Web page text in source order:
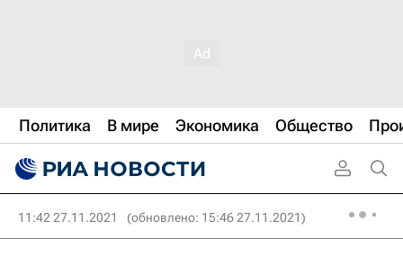
Политика В мире Экономика Общество
11:42 27.11.2021 (обновлено: 15:46 27.11.2021)